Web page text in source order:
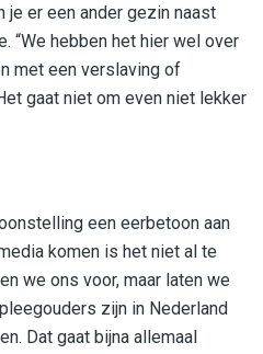
je er een ander gezin naast
“We hebben het hier wel over
met een verslaving of
gaat niet om even niet lekker
een eerbetoon aan
komen is het niet al te
we ons voor, maar laten we
zijn in Nederland
Dat gaat bijna allemaal